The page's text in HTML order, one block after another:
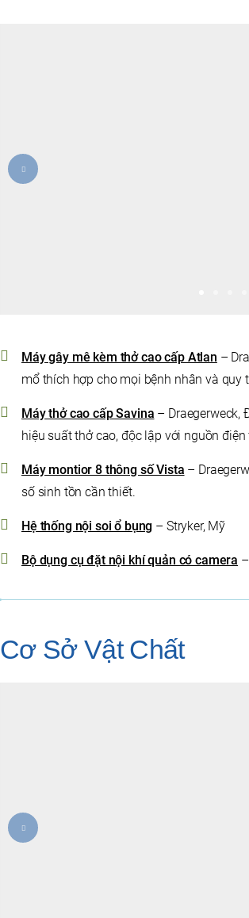
Máy gây mê kèm thở cao cấp Atlan –
mổ thích hợp cho mọi bệnh nhân và quy
Máy thở cao cấp Savina – Draegerweck,
hiệu suất thở cao, độc lập với nguồn điện
Máy montior 8 thông số Vista –
số sinh tồn cần thiết.
Hệ thống nội soi ổ bụng – Stryker, Mỹ
Bộ dụng cụ đặt nội khí quản có camera
Cơ Sở Vật Chất